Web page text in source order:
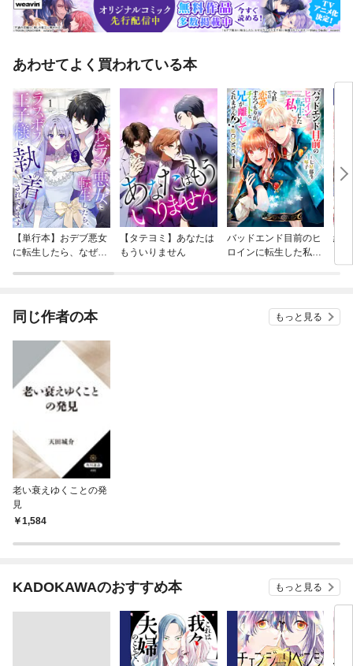
あわせてよく買われている本
【単行本】おデブ悪女
に転生したら、なぜか
【タテヨミ】あなたは
もういりません
バッドエンド目前のヒ
ロインに転生した私、
結
同じ作者の本 もっと見る
老い衰えゆくことの発
見
1,584
KADOKAWAのおすすめ本 もっと見る